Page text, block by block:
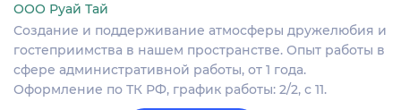
ООО Руай Тай
Создание и поддерживание атмосферы дружелюбия и
гостеприимства в нашем пространстве. Опыт работы в
сфере административной работы, от 1 года.
Оформление по ТК РФ, график работы: 2/2, с 11.